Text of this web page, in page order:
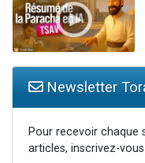
Newsletter
Pour recevoir chaque
articles, inscrivez-